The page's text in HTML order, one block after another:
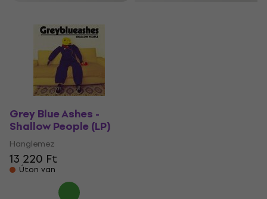
Grey Blue Ashes -
Shallow People (LP)
Hanglemez
13 220 Ft
Úton van